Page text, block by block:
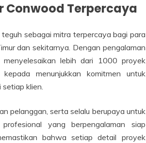
Conwood Terpercaya
sebagai mitra terpercaya bagi para
dan sekitarnya. Dengan pengalaman
lebih dari 1000 proyek
menunjukkan komitmen untuk
klien.
pelanggan, serta selalu berupaya untuk
yang berpengalaman siap
bahwa setiap detail proyek